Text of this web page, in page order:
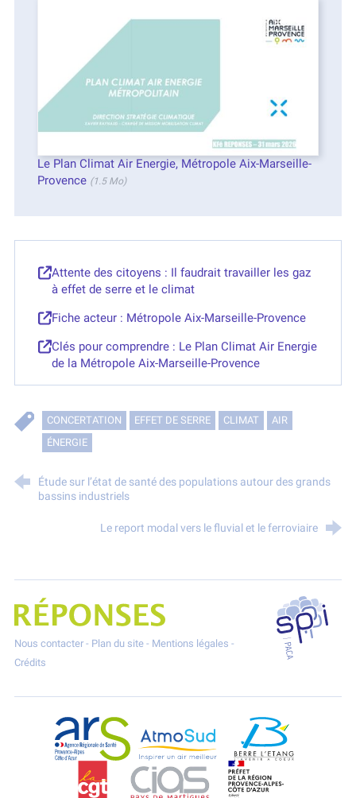
Le Plan Climat Air Energie, Métropole Aix-Marseille-
Provence (1.5 Mo)
Attente des citoyens : Il faudrait travailler les gaz
à effet de serre et le climat
Fiche acteur : Métropole Aix-Marseille-Provence
Clés pour comprendre : Le Plan Climat Air Energie
de la Métropole Aix-Marseille-Provence
CONCERTATION EFFET DE SERRE CLIMAT
AIR
ÉNERGIE
Étude sur l’état de santé des populations autour des grands
bassins industriels
Le report modal vers le fluvial et le ferroviaire
Projet Réponses - Réduire les POllutioNs en Santé Environnement
Nous contacter- Plan du site- Mentions légales -
Crédits
SPPPI
ARS Paca AtmoSud Berre l'Etang
CIAS